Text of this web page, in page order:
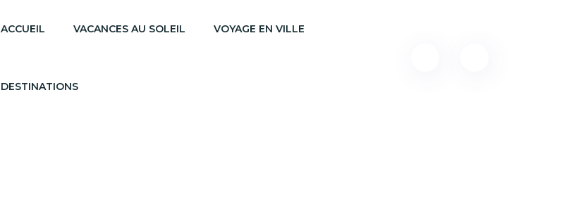
ACCUEIL VACANCES AU SOLEIL VOYAGE EN VILLE
DESTINATIONS